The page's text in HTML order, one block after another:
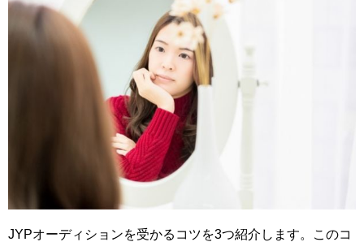
JYPオーディションを受かるコツを3つ紹介します。このコ